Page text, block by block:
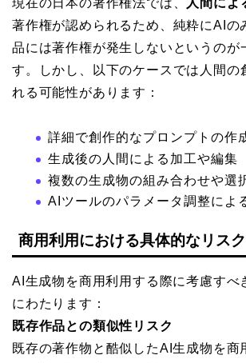
現在の日本の著作権法では、 人間によ
著作権が認められるため、純粋にAIの
品には著作権が発生しないというのが
す。しかし、以下のケースでは人間の
れる可能性があります：
詳細で創作的なプロンプトの作
生成後の人間による加工や編集
複数の生成物の組み合わせや選
AIツールのパラメータ調整によ
商用利用における具体的なリスク
AI生成物を商用利用する際に考慮すべ
にわたります：
既存作品との類似性リスク
既存の著作物と酷似したAI生成物を商